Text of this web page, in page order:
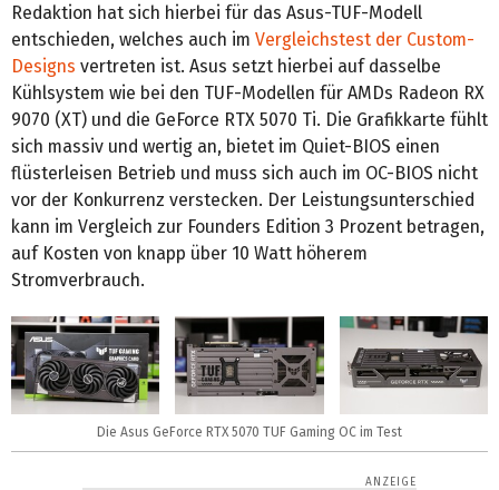
Redaktion hat sich hierbei für das Asus-TUF-Modell
entschieden, welches auch im Vergleichstest der Custom-
Designs vertreten ist. Asus setzt hierbei auf dasselbe
Kühlsystem wie bei den TUF-Modellen für AMDs Radeon RX
9070 (XT) und die GeForce RTX 5070 Ti. Die Grafikkarte fühlt
sich massiv und wertig an, bietet im Quiet-BIOS einen
flüsterleisen Betrieb und muss sich auch im OC-BIOS nicht
vor der Konkurrenz verstecken. Der Leistungsunterschied
kann im Vergleich zur Founders Edition 3 Prozent betragen,
auf Kosten von knapp über 10 Watt höherem
Stromverbrauch.
Die Asus GeForce RTX 5070 TUF Gaming OC im Test